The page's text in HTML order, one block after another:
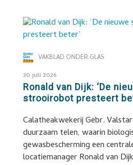
VAKBLAD ONDER GLAS
30 juli 2026
Ronald van Dijk: ‘De
strooirobot presteert
Calatheakwekerij Gebr.
duurzaam telen, waarin
gewasbescherming een
locatiemanager Ronald van